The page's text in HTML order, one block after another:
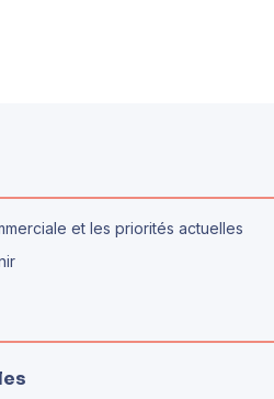
et les priorités actuelles